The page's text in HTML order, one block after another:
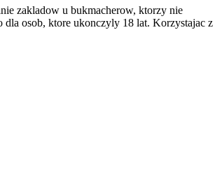
zakladow u bukmacherow, ktorzy nie
osob, ktore ukonczyly 18 lat. Korzystajac z